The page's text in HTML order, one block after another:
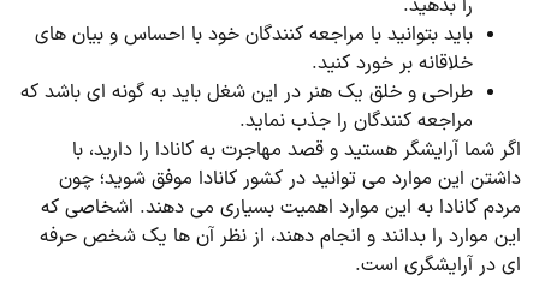
باید بتوانید با مراجعه کنندگان خود با احساس و بیان های
خلاقانه بر خورد کنید.
طراحی و خلق یک هنر در این شغل باید به گونه ای باشد که
مراجعه کنندگان را جذب نماید.
اگر شما آرایشگر هستید و قصد مهاجرت به کانادا را دارید، با
داشتن این موارد می توانید در کشور کانادا موفق شوید؛ چون
مردم کانادا به این موارد اهمیت بسیاری می دهند. اشخاصی که
این موارد را بدانند و انجام دهند، از نظر آن ها یک شخص حرفه
ای در آرایشگری است.